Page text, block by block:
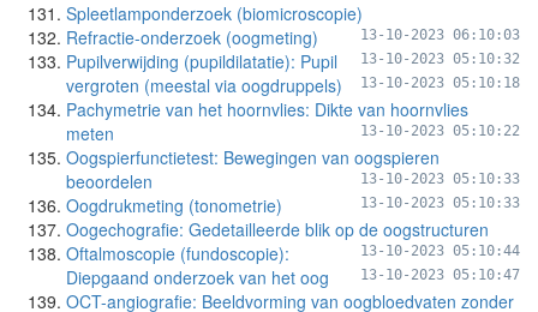
Spleetlamponderzoek (biomicroscopie)
13-10-2023 06:10:03
Refractie-onderzoek (oogmeting)
13-10-2023 05:10:32
Pupilverwijding (pupildilatatie): Pupil
vergroten (meestal via oogdruppels)
13-10-2023 05:10:18
Pachymetrie van het hoornvlies: Dikte van hoornvlies
meten
13-10-2023 05:10:22
Oogspierfunctietest: Bewegingen van oogspieren
beoordelen
13-10-2023 05:10:33
Oogdrukmeting (tonometrie) 13-10-2023 05:10:33
Oogechografie: Gedetailleerde blik op de oogstructuren
13-10-2023 05:10:44
Oftalmoscopie (fundoscopie):
Diepgaand onderzoek van het oog
13-10-2023 05:10:47
OCT-angiografie: Beeldvorming van oogbloedvaten zonder